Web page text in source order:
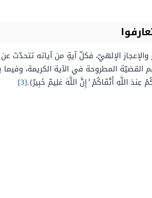
والإعجاز الإلهيّ، فكلّ آيةٍ من آياته
المطروحة في الآية الكريمة،
عِندَ اللَّهِ أَتْقَاكُمْ ۚ إِنَّ اللَّهَ عَلِيمٌ خَبِيرٌ}.[3]